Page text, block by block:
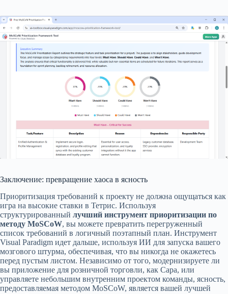
Заключение: превращение хаоса в ясность
Приоритизация требований к проекту не должна ощущаться как
игра на высокие ставки в Тетрис. Используя
структурированный лучший инструмент приоритизации по
методу MoSCoW, вы можете превратить перегруженный
список требований в логичный поэтапный план. Инструмент
Visual Paradigm идет дальше, используя ИИ для запуска вашего
мозгового штурма, обеспечивая, что вы никогда не окажетесь
перед пустым листом. Независимо от того, модернизируете ли
вы приложение для розничной торговли, как Сара, или
управляете небольшим внутренним проектом команды, ясность,
предоставляемая методом MoSCoW, является вашей лучшей